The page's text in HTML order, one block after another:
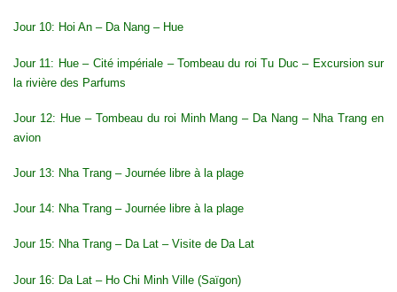
Jour 10: Hoi An – Da Nang – Hue
Jour 11: Hue – Cité impériale – Tombeau du roi Tu Duc – Excursion sur
la rivière des Parfums
Jour 12: Hue – Tombeau du roi Minh Mang – Da Nang – Nha Trang en
avion
Jour 13: Nha Trang – Journée libre à la plage
Jour 14: Nha Trang – Journée libre à la plage
Jour 15: Nha Trang – Da Lat – Visite de Da Lat
Jour 16: Da Lat – Ho Chi Minh Ville (Saïgon)